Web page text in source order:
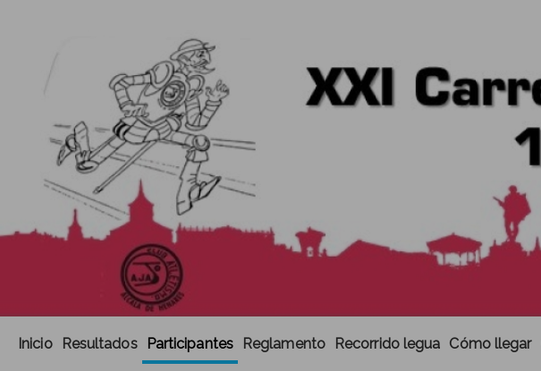
Inicio Resultados Participantes Reglamento Recorrido legua Cómo llegar